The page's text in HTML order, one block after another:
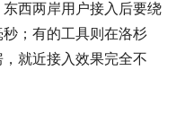
西两岸用户接入后要绕
；有的工具则在洛杉
就近接入效果完全不